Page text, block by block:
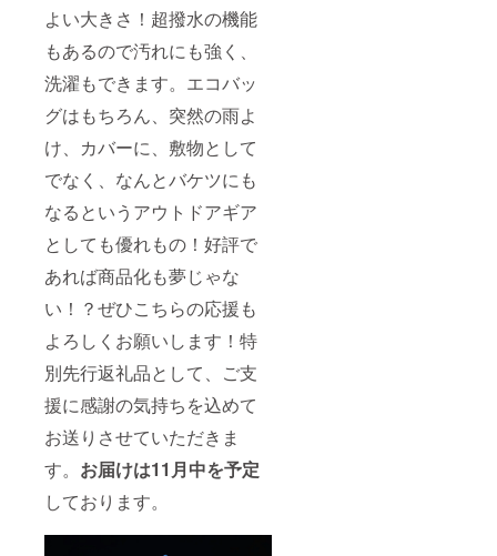
よい大きさ！超撥水の機能
もあるので汚れにも強く、
洗濯もできます。エコバッ
グはもちろん、突然の雨よ
け、カバーに、敷物として
でなく、なんとバケツにも
なるというアウトドアギア
としても優れもの！好評で
あれば商品化も夢じゃな
い！？ぜひこちらの応援も
よろしくお願いします！特
別先行返礼品として、ご支
援に感謝の気持ちを込めて
お送りさせていただきま
す。 お届けは11月中を予定
しております。